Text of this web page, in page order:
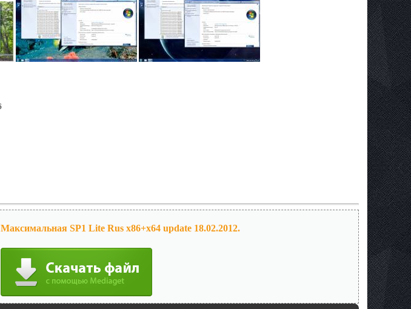
SP1 Lite Rus x86+x64 update 18.02.2012.